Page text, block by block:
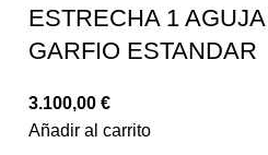
ESTRECHA 1 AGUJA
GARFIO ESTANDAR
3.100,00 €
Añadir al carrito